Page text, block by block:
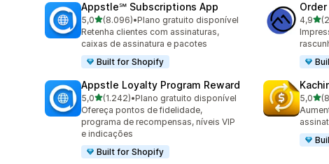
Appstle℠ Subscriptions App
5,0de 5 estrelas
(8.096)
8096 avaliações ao todo
•Plano gratuito disponível
Retenha clientes com assinaturas,
caixas de assinatura e pacotes
Built for Shopify
4,9de
2678
Appstle Loyalty Program Reward
5,0de 5 estrelas
(1.242)
1242 avaliações ao todo
•Plano gratuito disponível
Ofereça pontos de fidelidade,
programa de recompensas, níveis VIP
e indicações
Built for Shopify
5,0de
821